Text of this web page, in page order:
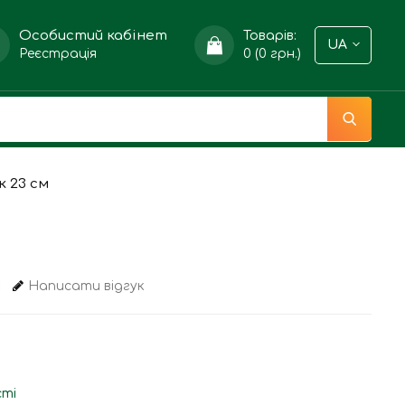
Особистий кабінет
Реєстрація
Товарів:
0 (0 грн.)
UA
23 см
Написати відгук